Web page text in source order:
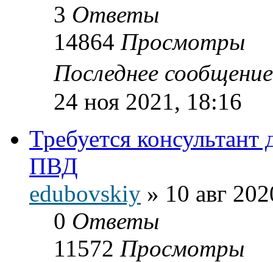
3 Ответы
14864 Просмотры
Последнее
24 ноя 2021, 18:16
Требуется
ПВД
edubovskiy » 10 авг
0 Ответы
11572 Просмотры